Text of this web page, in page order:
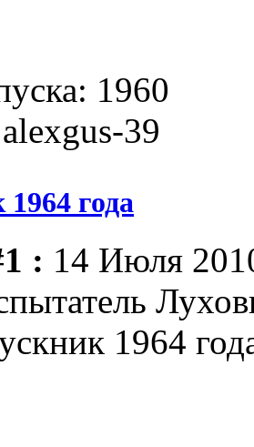
1960
39
года
: 14 Июля
1964